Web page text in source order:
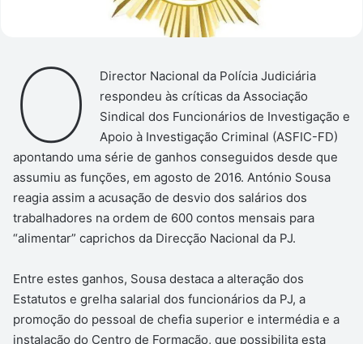
O
Director Nacional da Polícia Judiciária
respondeu às críticas da Associação
Sindical dos Funcionários de Investigação e
Apoio à Investigação Criminal (ASFIC-FD)
apontando uma série de ganhos conseguidos desde que
assumiu as funções, em agosto de 2016. António Sousa
reagia assim a acusação de desvio dos salários dos
trabalhadores na ordem de 600 contos mensais para
“alimentar” caprichos da Direcção Nacional da PJ.
Entre estes ganhos, Sousa destaca a alteração dos
Estatutos e grelha salarial dos funcionários da PJ, a
promoção do pessoal de chefia superior e intermédia e a
instalação do Centro de Formação, que possibilita esta